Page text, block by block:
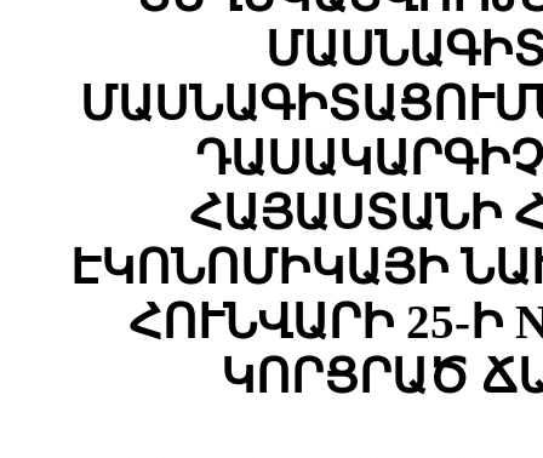
ՀԱՅԱՍՏԱՆԻ
ԷԿՈՆՈՄԻԿԱՅԻ
ՀՈՒՆՎԱՐԻ 25-Ի
ԿՈՐՑՐԱԾ